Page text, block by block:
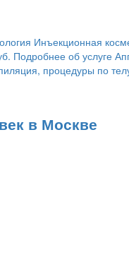
Инъекционная
Подробнее об услуге
процедуры по
в Москве